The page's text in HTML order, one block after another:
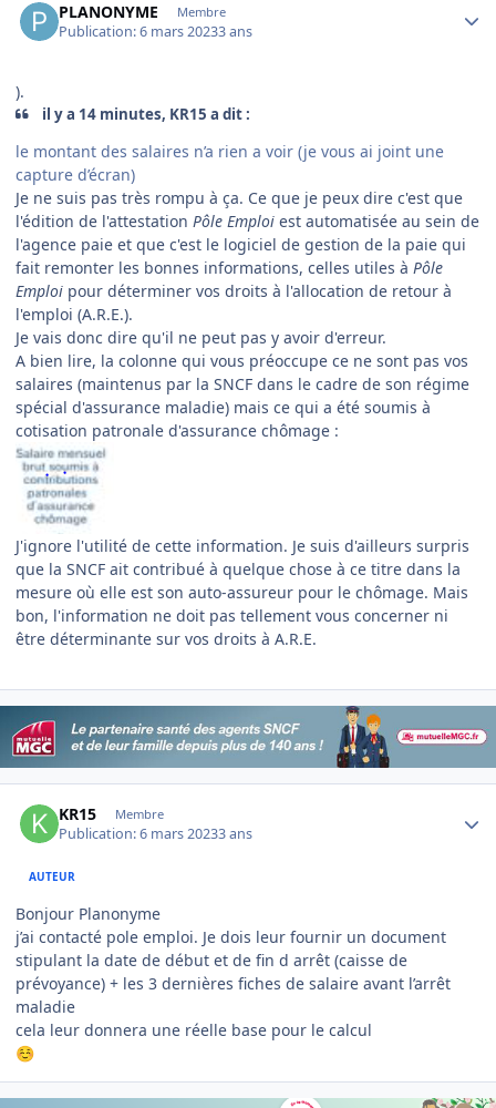
PLANONYME Membre
Publication:6 mars 20233 ans
).
il y a 14 minutes, KR15 a dit :
le montant des salaires n’a rien a voir (je vous ai joint une
capture d’écran)
Je ne suis pas très rompu à ça. Ce que je peux dire c'est que
l'édition de l'attestation Pôle Emploi est automatisée au sein de
l'agence paie et que c'est le logiciel de gestion de la paie qui
fait remonter les bonnes informations, celles utiles à Pôle
Emploi pour déterminer vos droits à l'allocation de retour à
l'emploi (A.R.E.).
Je vais donc dire qu'il ne peut pas y avoir d'erreur.
A bien lire, la colonne qui vous préoccupe ce ne sont pas vos
salaires (maintenus par la SNCF dans le cadre de son régime
spécial d'assurance maladie) mais ce qui a été soumis à
cotisation patronale d'assurance chômage :
J'ignore l'utilité de cette information. Je suis d'ailleurs surpris
que la SNCF ait contribué à quelque chose à ce titre dans la
mesure où elle est son auto-assureur pour le chômage. Mais
bon, l'information ne doit pas tellement vous concerner ni
être déterminante sur vos droits à A.R.E.
KR15 Membre
Publication:6 mars 20233 ans
AUTEUR
Bonjour Planonyme
j’ai contacté pole emploi. Je dois leur fournir un document
stipulant la date de début et de fin d arrêt (caisse de
prévoyance) + les 3 dernières fiches de salaire avant l’arrêt
maladie
cela leur donnera une réelle base pour le calcul
☺️